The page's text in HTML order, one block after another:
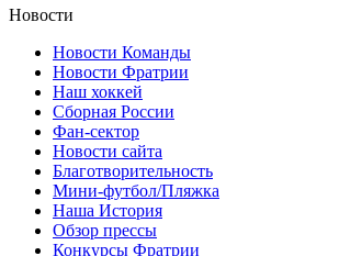
Новости
Новости Команды
Новости Фратрии
Наш хоккей
Сборная России
Фан-cектор
Новости сайта
Благотворительность
Мини-футбол/Пляжка
Наша История
Обзор прессы
Конкурсы Фратрии